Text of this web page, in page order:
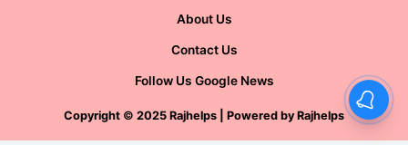
About Us
Contact Us
Follow Us Google News
Copyright © 2025 Rajhelps | Powered by Rajhelps